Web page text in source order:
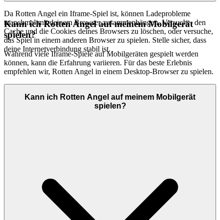
Da Rotten Angel ein Iframe-Spiel ist, können Ladeprobleme
manchmal mit deinem Browser zusammenhängen. Versuche, den
Cache und die Cookies deines Browsers zu löschen, oder versuche,
das Spiel in einem anderen Browser zu spielen. Stelle sicher, dass
deine Internetverbindung stabil ist.
Kann ich Rotten Angel auf meinem Mobilgerät
spielen?
Während viele Iframe-Spiele auf Mobilgeräten gespielt werden
können, kann die Erfahrung variieren. Für das beste Erlebnis
empfehlen wir, Rotten Angel in einem Desktop-Browser zu spielen.
Kann ich Rotten Angel auf meinem Mobilgerät
spielen?